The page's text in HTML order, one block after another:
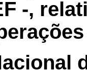
-,